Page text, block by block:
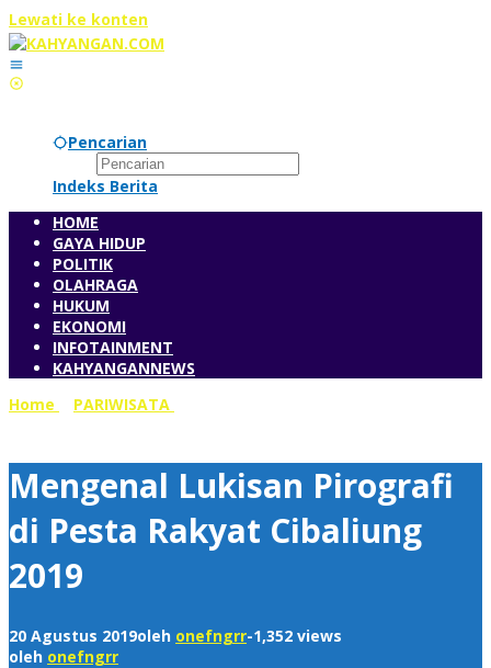
Lewati ke konten
Pencarian
Indeks Berita
HOME
GAYA HIDUP
POLITIK
OLAHRAGA
HUKUM
EKONOMI
INFOTAINMENT
KAHYANGANNEWS
Home
PARIWISATA
Mengenal Lukisan Pirografi
di Pesta Rakyat Cibaliung
2019
20 Agustus 2019oleh onefngrr-1,352 views
oleh onefngrr